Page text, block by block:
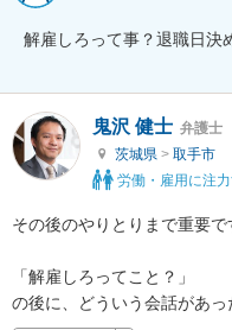
解雇しろって事？退職日決
鬼沢 健士 弁護士
茨城県 > 取手市
労働・雇用に注
その後のやりとりまで重要で
「解雇しろってこと？」
の後に、どういう会話があっ